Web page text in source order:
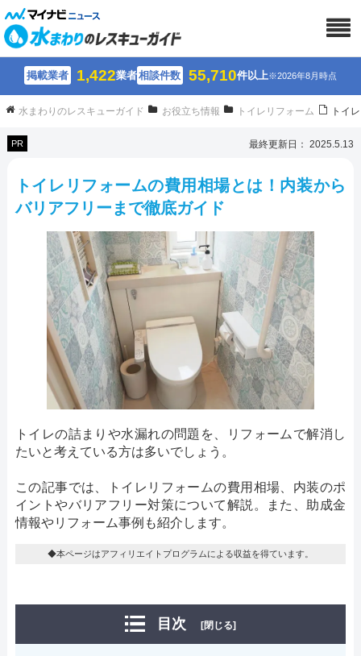
掲載業者 1,422業者相談件数 55,710件以上※2026年8月時点
水まわりのレスキューガイド お役立ち情報 トイレリフォーム トイ
PR 最終更新日： 2025.5.13
トイレリフォームの費用相場とは！内装から
バリアフリーまで徹底ガイド
トイレの詰まりや水漏れの問題を、リフォームで解消し
たいと考えている方は多いでしょう。
この記事では、トイレリフォームの費用相場、内装のポ
イントやバリアフリー対策について解説。また、助成金
情報やリフォーム事例も紹介します。
◆本ページはアフィリエイトプログラムによる収益を得ています。
目次 [閉じる]